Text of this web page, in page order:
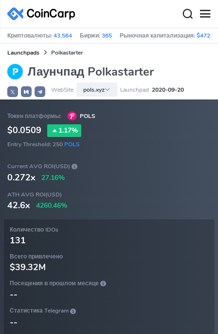
Криптовалюты:43,564 Биржи:365 Рыночная капитализация:
Launchpads Polkastarter
Лаунчпад Polkastarter
𝕏 WebSite pols.xyz Launchpad 2020-09-20
Токен платформы: POLS
$0.0509 1.17%
Entry Threshold: 250 POLS
Current AVG ROI(USD)
0.272x 27.16%
ATH AVG ROI(USD)
42.6x 4260.46%
Количество IDOs
131
Всего привлечено
$39.32M
Посещения в прошлом месяце
--
Статистика Telegram
--